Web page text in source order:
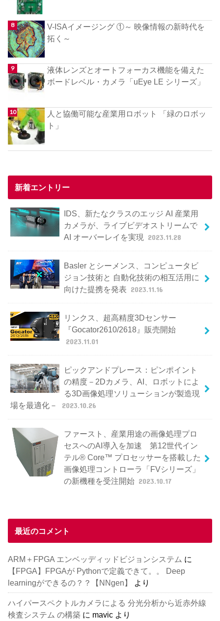
V-ISAイメージング ①～ 映像情報の新時代を
拓く～
液体レンズとオートフォーカス機能を備えた
ボードレベル・カメラ「uEye LE シリーズ」
人と協働可能な産業用ロボット 「緑のロボッ
ト」
新着エントリー
IDS、新たなクラスのエッジ AI 産業用
カメラが、ライブビデオストリームで
AI オーバーレイを実現
2023.11.28
Basler とシーメンス、コンピュータビ
ジョン技術と 自動化技術の相互活用に
向けた提携を発表 2023.11.16
リンクス、超高精度3Dセンサー
『Gocator2610/2618』販売開始
2023.11.01
ピックアンドプレース：ピンポイント
の精度－2Dカメラ、AI、ロボットによ
る3D画像処理ソリューションが製造現
場を最適化－
2023.10.26
ファースト、産業用途の画像処理プロ
セスへのAI導入を加速 第12世代イン
テル® Core™ プロセッサーを搭載した
画像処理コントローラ「FVシリーズ」
の新機種を受注開始 2023.10.17
最近のコメント
ARM＋FPGA エンベッディッドビジョンシステム に
【FPGA】FPGAが Pythonで定義できて。。 Deep
learningができるの？？【NNgen】
より
ハイパースペクトルカメラによる 分光分析から近赤外線
検査システム の構築 に mavic より